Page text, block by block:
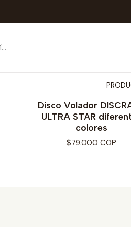
Disco Volador
ULTRA STAR
colores
$79.000 COP